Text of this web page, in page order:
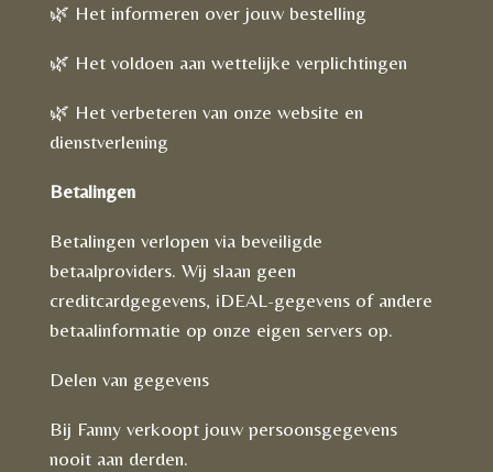
🌿 Het informeren over jouw bestelling
🌿 Het voldoen aan wettelijke verplichtingen
🌿 Het verbeteren van onze website en
dienstverlening
Betalingen
Betalingen verlopen via beveiligde
betaalproviders. Wij slaan geen
creditcardgegevens, iDEAL-gegevens of andere
betaalinformatie op onze eigen servers op.
Delen van gegevens
Bij Fanny verkoopt jouw persoonsgegevens
nooit aan derden.